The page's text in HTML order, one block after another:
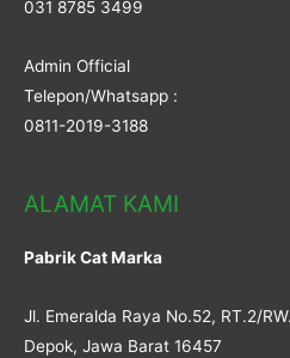
031 8785 3499
Admin Official
Telepon/Whatsapp :
0811-2019-3188
ALAMAT KAMI
Pabrik Cat Marka
Jl. Emeralda Raya No.52, RT.2/
Depok, Jawa Barat 16457